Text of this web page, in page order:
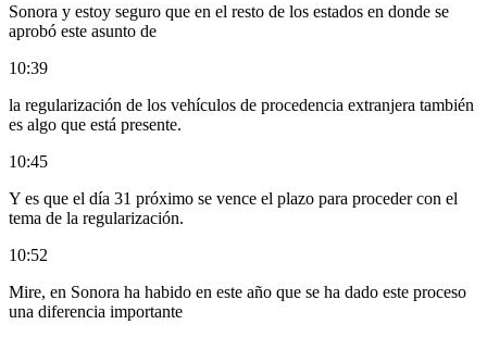
Sonora y estoy seguro que en el resto de los estados en donde se
aprobó este asunto de
10:39
la regularización de los vehículos de procedencia extranjera también
es algo que está presente.
10:45
Y es que el día 31 próximo se vence el plazo para proceder con el
tema de la regularización.
10:52
Mire, en Sonora ha habido en este año que se ha dado este proceso
una diferencia importante